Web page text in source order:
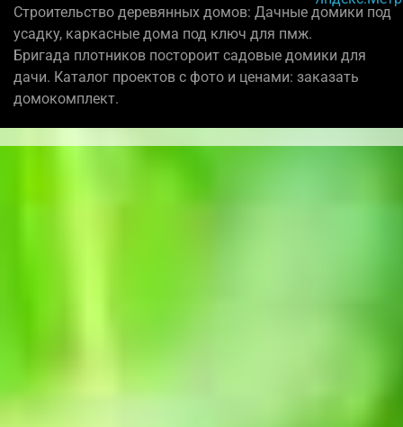
Строительство деревянных домов: Дачные домики под
усадку, каркасные дома под ключ для пмж.
Бригада плотников постороит садовые домики для
дачи. Каталог проектов с фото и ценами: заказать
домокомплект.